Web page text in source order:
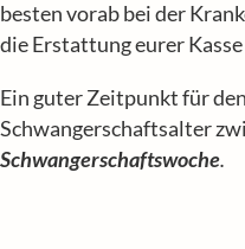
besten vorab bei der
die Erstattung eurer
Ein guter Zeitpunkt für
Schwangerschaftsalter
Schwangerschaftswoche.